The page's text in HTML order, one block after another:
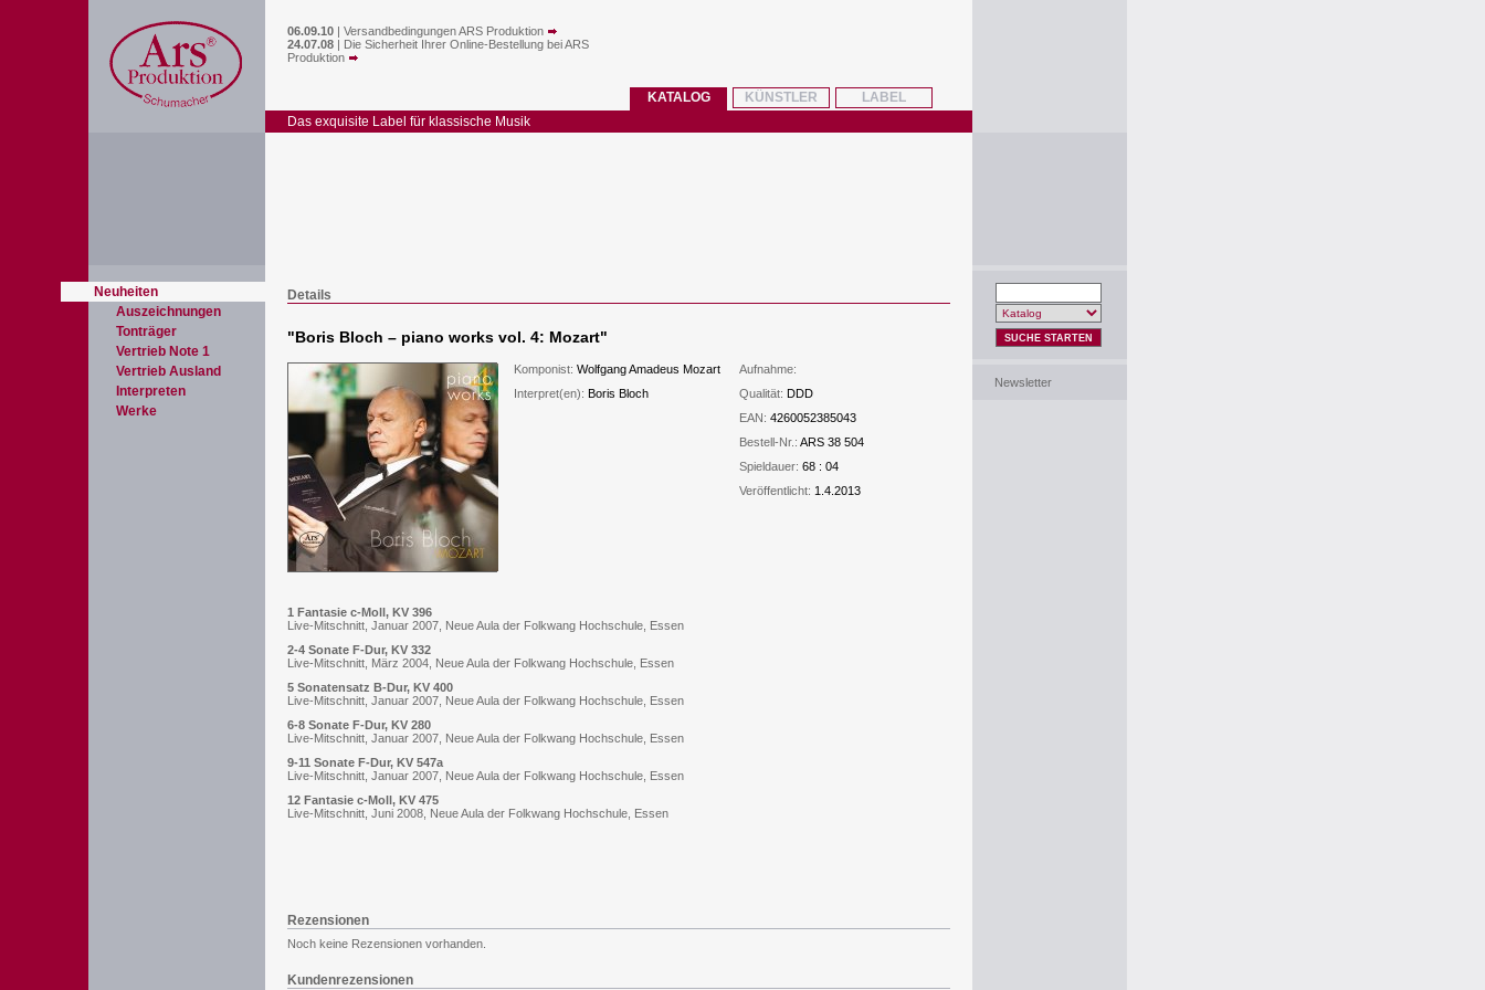
06.09.10 | Versandbedingungen ARS Produktion
24.07.08 | Die Sicherheit Ihrer Online-Bestellung bei ARS
Produktion
KATALOG KÜNSTLER
LABEL
Das exquisite Label für klassische Musik
Neuheiten
Auszeichnungen
Tonträger
Vertrieb Note 1
Vertrieb Ausland
Interpreten
Werke
Details
"Boris Bloch – piano works vol. 4: Mozart"
Komponist: Wolfgang Amadeus Mozart
Interpret(en): Boris Bloch
Aufnahme:
Qualität: DDD
EAN: 4260052385043
Bestell-Nr.: ARS 38 504
Spieldauer: 68 : 04
Veröffentlicht: 1.4.2013
1 Fantasie c-Moll, KV 396
Live-Mitschnitt, Januar 2007, Neue Aula der Folkwang Hochschule, Essen
2-4 Sonate F-Dur, KV 332
Live-Mitschnitt, März 2004, Neue Aula der Folkwang Hochschule, Essen
5 Sonatensatz B-Dur, KV 400
Live-Mitschnitt, Januar 2007, Neue Aula der Folkwang Hochschule, Essen
6-8 Sonate F-Dur, KV 280
Live-Mitschnitt, Januar 2007, Neue Aula der Folkwang Hochschule, Essen
9-11 Sonate F-Dur, KV 547a
Live-Mitschnitt, Januar 2007, Neue Aula der Folkwang Hochschule, Essen
12 Fantasie c-Moll, KV 475
Live-Mitschnitt, Juni 2008, Neue Aula der Folkwang Hochschule, Essen
Rezensionen
Noch keine Rezensionen vorhanden.
Kundenrezensionen
SUCHE STARTEN
Newsletter